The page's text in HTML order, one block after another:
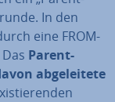
In den
eine FROM-
Parent-
ab­ge­lei­te­te